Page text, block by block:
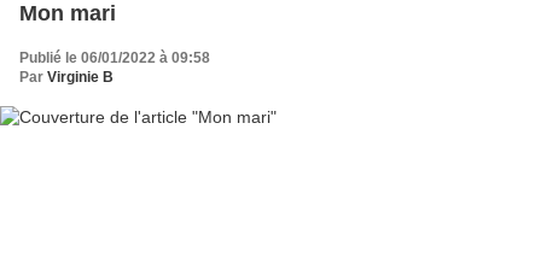
Mon mari
Publié le 06/01/2022 à 09:58
Par Virginie B